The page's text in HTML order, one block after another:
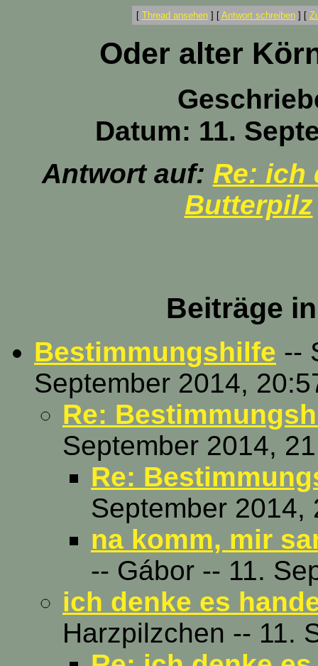
[ Thread ansehen] [ Antwort schreiben] [
Oder alter
Datum: 11.
Antwort auf: Re: ich
Butterpilz
Beiträge
Bestimmungshilfe --
September 2014,
Re:
September 2014,
Re:
September 2014,
na komm, mir
-- Gábor -- 11.
ich denke es
Harzpilzchen -- 11.